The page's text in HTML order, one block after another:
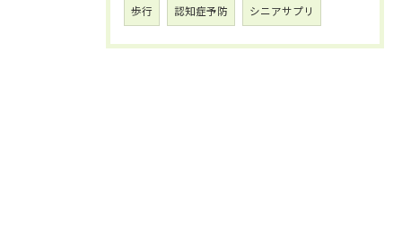
歩行 認知症予防 シニアサプリ